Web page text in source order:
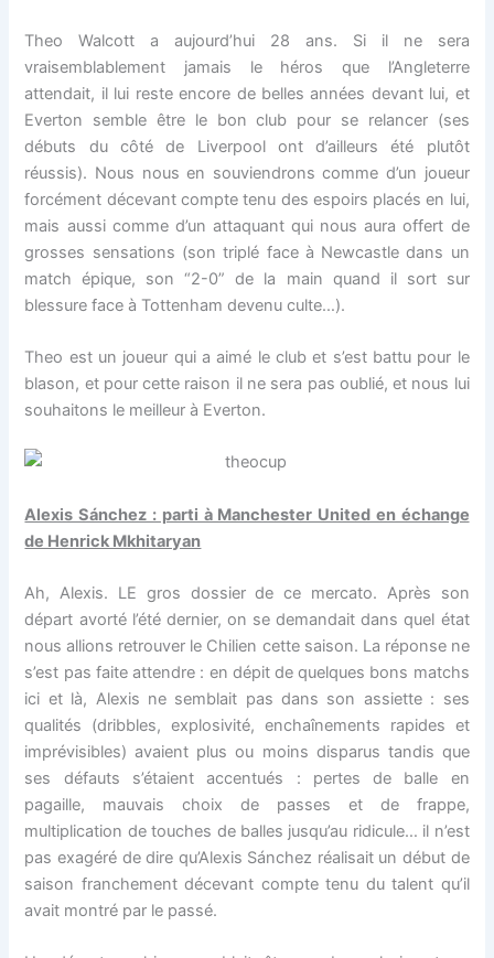
Theo Walcott a aujourd’hui 28 ans. Si il ne sera
vraisemblablement jamais le héros que l’Angleterre
attendait, il lui reste encore de belles années devant lui, et
Everton semble être le bon club pour se relancer (ses
débuts du côté de Liverpool ont d’ailleurs été plutôt
réussis). Nous nous en souviendrons comme d’un joueur
forcément décevant compte tenu des espoirs placés en lui,
mais aussi comme d’un attaquant qui nous aura offert de
grosses sensations (son triplé face à Newcastle dans un
match épique, son “2-0” de la main quand il sort sur
blessure face à Tottenham devenu culte…).
Theo est un joueur qui a aimé le club et s’est battu pour le
blason, et pour cette raison il ne sera pas oublié, et nous lui
souhaitons le meilleur à Everton.
Alexis Sánchez : parti à Manchester United en échange
de Henrick Mkhitaryan
Ah, Alexis. LE gros dossier de ce mercato. Après son
départ avorté l’été dernier, on se demandait dans quel état
nous allions retrouver le Chilien cette saison. La réponse ne
s’est pas faite attendre : en dépit de quelques bons matchs
ici et là, Alexis ne semblait pas dans son assiette : ses
qualités (dribbles, explosivité, enchaînements rapides et
imprévisibles) avaient plus ou moins disparus tandis que
ses défauts s’étaient accentués : pertes de balle en
pagaille, mauvais choix de passes et de frappe,
multiplication de touches de balles jusqu’au ridicule… il n’est
pas exagéré de dire qu’Alexis Sánchez réalisait un début de
saison franchement décevant compte tenu du talent qu’il
avait montré par le passé.